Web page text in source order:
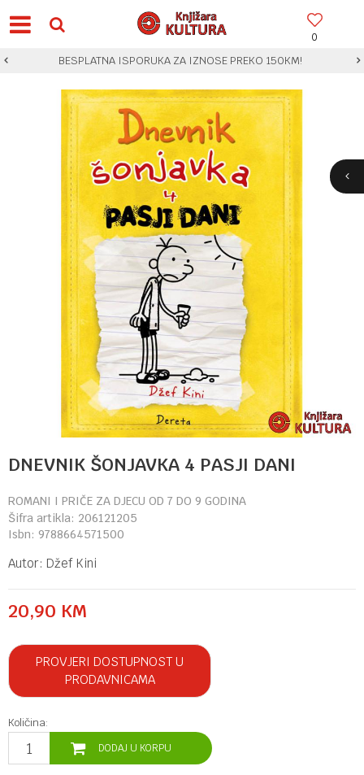
0
BESPLATNA ISPORUKA ZA IZNOSE PREKO 150KM!
DNEVNIK ŠONJAVKA 4 PASJI DANI
ROMANI I PRIČE ZA DJECU OD 7 DO 9 GODINA
Šifra artikla: 206121205
Isbn: 9788664571500
Autor: Džef Kini
20,90 KM
PROVJERI DOSTUPNOST U
PRODAVNICAMA
Količina:
DODAJ U KORPU